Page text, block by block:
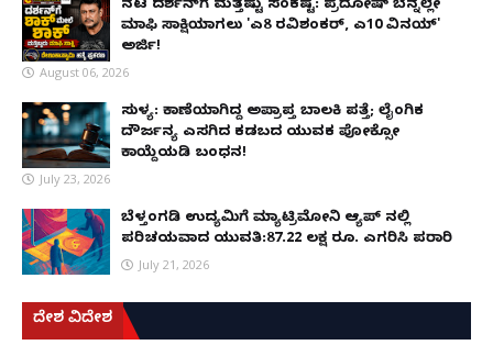
ನಟ ದರ್ಶನ್‌ಗೆ ಮತ್ತಷ್ಟು ಸಂಕಷ್ಟ: ಪ್ರದೋಷ್ ಬೆನ್ನಲ್ಲೇ
ಮಾಫಿ ಸಾಕ್ಷಿಯಾಗಲು 'ಎ8 ರವಿಶಂಕರ್, ಎ10 ವಿನಯ್'
ಅರ್ಜಿ!
August 06, 2026
ಸುಳ್ಯ: ಕಾಣೆಯಾಗಿದ್ದ ಅಪ್ರಾಪ್ತ ಬಾಲಕಿ ಪತ್ತೆ; ಲೈಂಗಿಕ
ದೌರ್ಜನ್ಯ ಎಸಗಿದ ಕಡಬದ ಯುವಕ ಪೋಕ್ಸೋ
ಕಾಯ್ದೆಯಡಿ ಬಂಧನ!
July 23, 2026
ಬೆಳ್ತಂಗಡಿ ಉದ್ಯಮಿಗೆ ಮ್ಯಾಟ್ರಿಮೋನಿ ಆ್ಯಪ್ ನಲ್ಲಿ
ಪರಿಚಯವಾದ ಯುವತಿ:87.22 ಲಕ್ಷ ರೂ. ಎಗರಿಸಿ ಪರಾರಿ
July 21, 2026
ದೇಶ ವಿದೇಶ